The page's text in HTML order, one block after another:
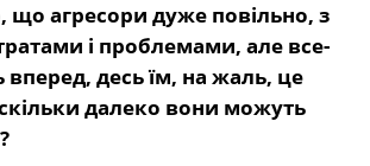
агресори дуже повільно, з
і проблемами, але все-
вперед, десь їм, на жаль, це
далеко вони можуть